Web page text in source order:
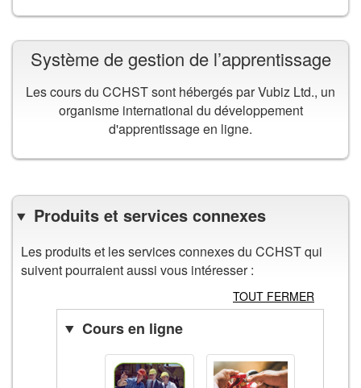
Système de gestion de l’apprentissage
Les cours du CCHST sont hébergés par Vubiz Ltd., un
organisme international du développement
d'apprentissage en ligne.
Produits et services connexes
Les produits et les services connexes du CCHST qui
suivent pourraient aussi vous intéresser :
TOUT FERMER
Cours en ligne